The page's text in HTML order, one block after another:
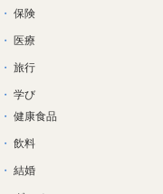
保険
医療
旅行
学び
健康食品
飲料
結婚